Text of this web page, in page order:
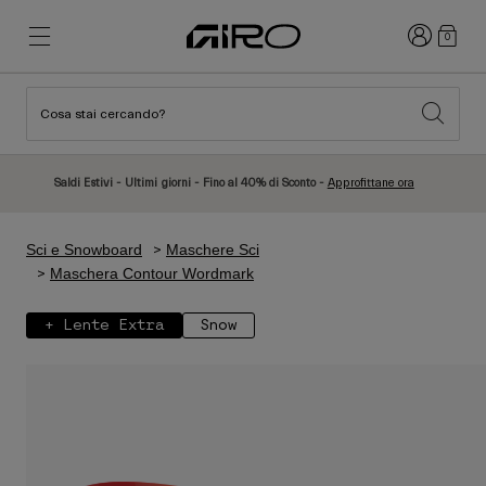
Nuovi Arrivi
Caschi
Caschi da Strada
Nuovi Arrivi
Caschi
Sci
Accedi
0
Cosa stai cercando?
Saldi Estivi - Ultimi giorni - Fino al 40% di Sconto - Approfittane ora
Sci e Snowboard
Maschere Sci
Maschera Contour Wordmark
+ Lente Extra Snow